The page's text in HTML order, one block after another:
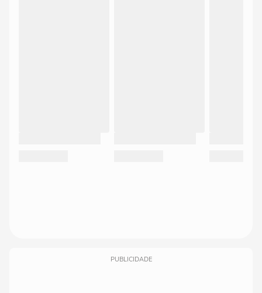
PUBLICIDADE